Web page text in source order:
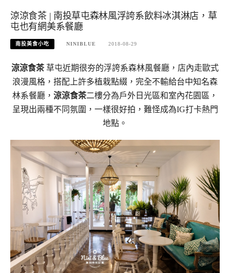
涼涼食茶 | 南投草屯森林風浮誇系飲料冰淇淋店，草
屯也有網美系餐廳
南投美食小吃 NINIBLUE 2018-08-29
涼涼食茶草屯近期很夯的浮誇系森林風餐廳，店內走歐式
浪漫風格，搭配上許多植栽點綴，完全不輸給台中知名森
林系餐廳， 涼涼食茶二樓分為戶外日光區和室內花園區，
呈現出兩種不同氛圍，一樣很好拍，難怪成為IG打卡熱門
地點。